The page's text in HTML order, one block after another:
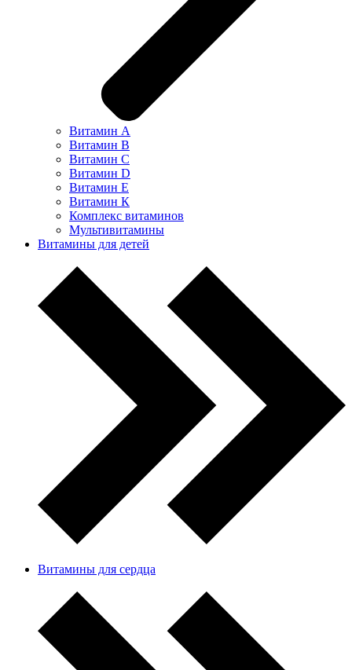
Витамин А
Витамин В
Витамин С
Витамин D
Витамин Е
Витамин К
Комплекс витаминов
Мультивитамины
Витамины для детей
Витамины для сердца